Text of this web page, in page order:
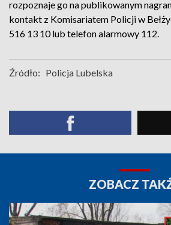
rozpoznaje go na publikowanym
kontakt z Komisariatem Policji w
516 13 10 lub telefon alarmowy 112.
Źródło: Policja Lubelska
ZOBACZ